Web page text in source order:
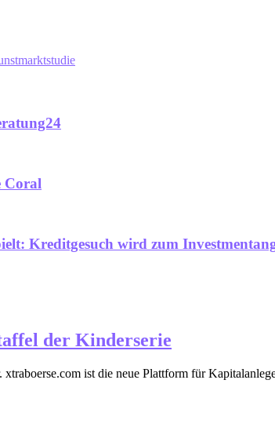
Coral
Kreditgesuch wird zum
der Kinderserie
ist die neue Plattform für